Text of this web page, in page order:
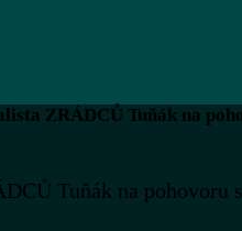
ZRÁDCŮ Tuňák na
Tuňák na pohovoru